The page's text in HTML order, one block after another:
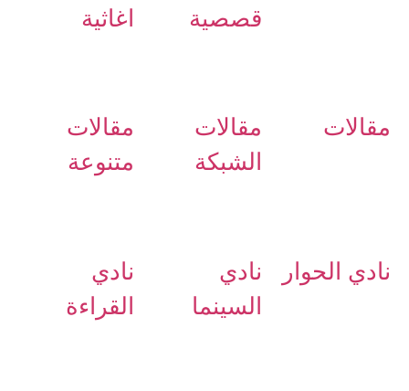
قصصية اغاثية
مقالات
مقالات
الشبكة
مقالات
متنوعة
نادي الحوار
نادي
السينما
نادي
القراءة